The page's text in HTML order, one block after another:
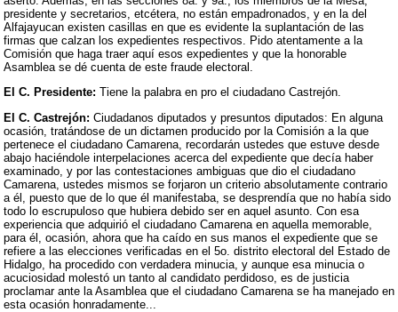
presidente y secretarios, etcétera, no están empadronados, y en la del
Alfajayucan existen casillas en que es evidente la suplantación de las
firmas que calzan los expedientes respectivos. Pido atentamente a la
Comisión que haga traer aquí esos expedientes y que la honorable
Asamblea se dé cuenta de este fraude electoral.
El C. Presidente: Tiene la palabra en pro el ciudadano Castrejón.
El C. Castrejón: Ciudadanos diputados y presuntos diputados: En alguna
ocasión, tratándose de un dictamen producido por la Comisión a la que
pertenece el ciudadano Camarena, recordarán ustedes que estuve desde
abajo haciéndole interpelaciones acerca del expediente que decía haber
examinado, y por las contestaciones ambiguas que dio el ciudadano
Camarena, ustedes mismos se forjaron un criterio absolutamente contrario
a él, puesto que de lo que él manifestaba, se desprendía que no había sido
todo lo escrupuloso que hubiera debido ser en aquel asunto. Con esa
experiencia que adquirió el ciudadano Camarena en aquella memorable,
para él, ocasión, ahora que ha caído en sus manos el expediente que se
refiere a las elecciones verificadas en el 5o. distrito electoral del Estado de
Hidalgo, ha procedido con verdadera minucia, y aunque esa minucia o
acuciosidad molestó un tanto al candidato perdidoso, es de justicia
proclamar ante la Asamblea que el ciudadano Camarena se ha manejado en
esta ocasión honradamente...